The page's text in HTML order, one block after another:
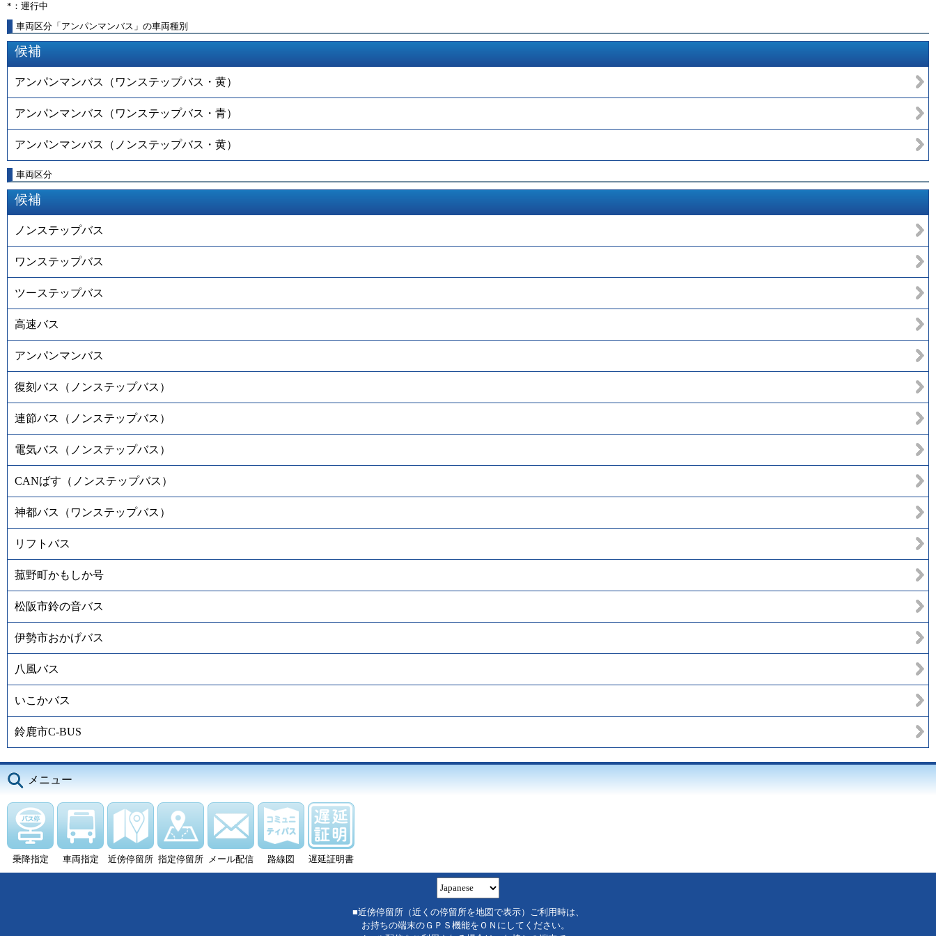
*：運行中
車両区分「アンパンマンバス」の車両種別
候補
アンパンマンバス（ワンステップバス・黄）
アンパンマンバス（ワンステップバス・青）
アンパンマンバス（ノンステップバス・黄）
車両区分
候補
ノンステップバス
ワンステップバス
ツーステップバス
高速バス
アンパンマンバス
復刻バス（ノンステップバス）
連節バス（ノンステップバス）
電気バス（ノンステップバス）
CANばす（ノンステップバス）
神都バス（ワンステップバス）
リフトバス
菰野町かもしか号
松阪市鈴の音バス
伊勢市おかげバス
八風バス
いこかバス
鈴鹿市C-BUS
メニュー
乗降指定 車両指定 近傍停留所 指定停留所 メール配信 路線図 遅延証明書
■近傍停留所（近くの停留所を地図で表示）ご利用時は、
お持ちの端末のＧＰＳ機能をＯＮにしてください。